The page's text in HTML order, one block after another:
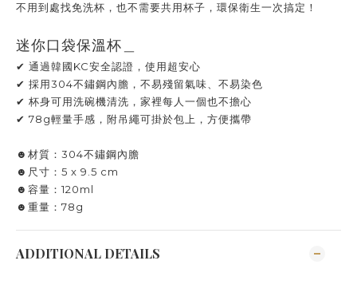
不用到處找免洗杯，也不需要共用杯子，環保衛生一次搞定！
迷你口袋保溫杯＿
✔ 通過韓國KC安全認證，使用超安心
✔ 採用304不鏽鋼內膽，不易殘留氣味、不易染色
✔ 杯身可用洗碗機清洗，家裡每人一個也不擔心
✔ 78g輕量手感，附吊繩可掛於包上，方便攜帶
☻材質：304不鏽鋼內膽
☻尺寸：5 x 9.5 cm
☻容量：120ml
☻重量：78g
ADDITIONAL DETAILS